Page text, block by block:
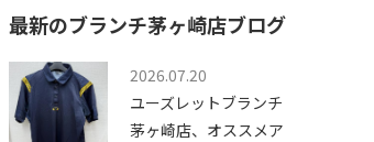
最新のブランチ茅ヶ崎店ブログ
2026.07.20
ユーズレットブランチ
茅ヶ崎店、オススメア